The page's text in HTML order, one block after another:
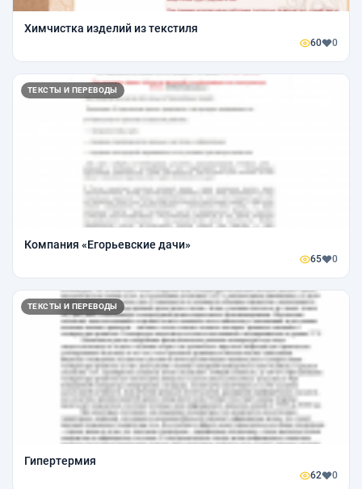
Химчистка изделий из текстиля
60 0
ТЕКСТЫ И ПЕРЕВОДЫ
Компания «Егорьевские дачи»
65 0
ТЕКСТЫ И ПЕРЕВОДЫ
Гипертермия
62 0